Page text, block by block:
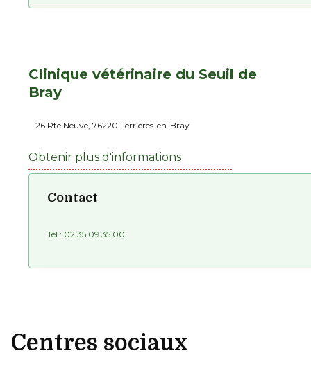
Clinique vétérinaire du Seuil de
Bray
26 Rte Neuve, 76220 Ferrières-en-Bray
Obtenir plus d'informations
Contact
Tél : 02 35 09 35 00
Centres sociaux